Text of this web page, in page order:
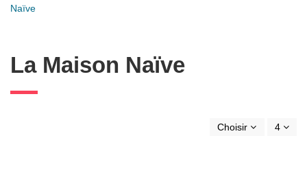
Naïve
La Maison Naïve
Choisir 4